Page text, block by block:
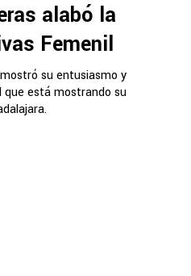
alabó la
Femenil
su entusiasmo y
que está mostrando su